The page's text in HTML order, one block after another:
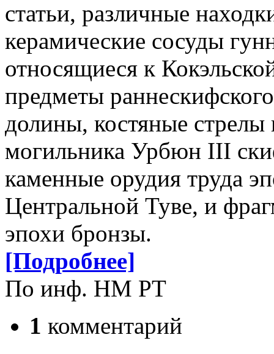
статьи, различные
керамические сосуды
относящиеся к
предметы
долины, костяные стрелы
могильника Урбюн III
каменные орудия труда
Центральной Туве, и
эпохи бронзы.
[Подробнее]
По инф. НМ РТ
1 комментарий